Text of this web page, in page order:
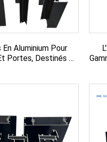
En Aluminium Pour
Portes, Destinés Au